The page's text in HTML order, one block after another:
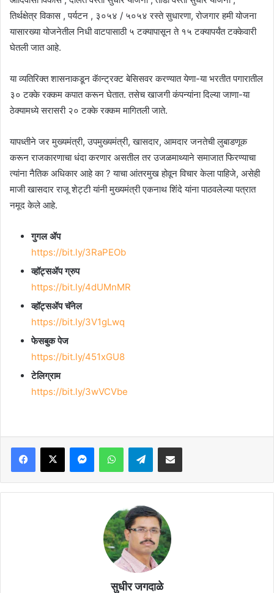
तिर्थक्षेत्र विकास , पर्यटन , ३०५४ / ५०५४ रस्ते सुधारणा, रोजगार हमी योजना
यासारख्या योजनेतील निधी वाटपासाठी ५ टक्यापासून ते १५ टक्यापर्यंत टक्केवारी
घेतली जात आहे.
या व्यतिरिक्त शासनाकडून कॅान्ट्रक्ट बेसिसवर करण्यात येणा-या भरतीत पगारातील
३० टक्के रक्कम कपात करून घेतात. तसेच खाजगी कंपन्यांना दिल्या जाणा-या
ठेक्यामध्ये सरासरी २० टक्के रक्कम मागितली जाते.
यापध्तीने जर मुख्यमंत्री, उपमुख्यमंत्री, खासदार, आमदार जनतेची लुबाडणूक
करून राजकारणाचा धंदा करणार असतील तर उजळमाथ्याने समाजात फिरण्याचा
त्यांना नैतिक अधिकार आहे का ? याचा आंतरमुख होवून विचार केला पाहिजे, असेही
माजी खासदार राजू शेट्टी यांनी मुख्यमंत्री एकनाथ शिंंदे यांना पाठवलेल्या पत्रात
नमूद केले आहे.
गुगल ॲप
https://bit.ly/3RaPEOb
व्हॉट्सॲप ग्रुप
https://bit.ly/4dUMnMR
व्हॉट्सॲप चॅनेल
https://bit.ly/3V1gLwq
फेसबुक पेज
https://bit.ly/451xGU8
टेलिग्राम
https://bit.ly/3wVCVbe
Facebook
X MessengerWhatsAppTelegramShare via Email
सुधीर जगदाळे